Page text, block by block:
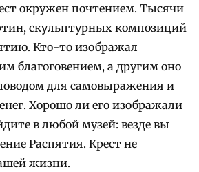
окружен почтением. Тысячи
скульптурных композиций
Кто-то изображал
благоговением, а другим оно
для самовыражения и
Хорошо ли его изображали
в любой музей: везде вы
Распятия. Крест не
жизни.